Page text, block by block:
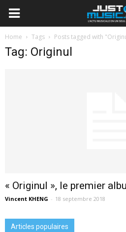
Home Tags Posts tagged with
Tag: Originul
« Originul », le premier
Vincent KHENG - 18 septembre 2018
Articles populaires